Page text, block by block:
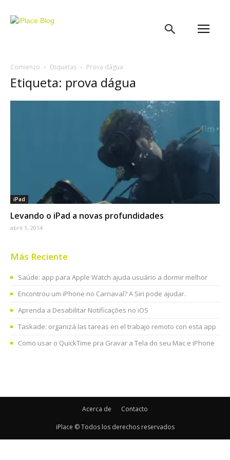
Comienzo Etiquetas Prova dágua
Etiqueta: prova dágua
iPad
Levando o iPad a novas profundidades
abril 1, 2014
Más Reciente
Saúde: app para Apple Watch ajuda usuário a dormir melhor
Encontrou um iPhone no Carnaval? A Siri pode ajudar.
Aprenda a Desabilitar Notificações no iOS
Taskade: organizá las tareas en el trabajo remoto con esta app
Como usar o QuickTime pra Gravar a Tela do seu Mac e iPhone
Acerca de Contacto
iPlace © Todos los derechos reservados